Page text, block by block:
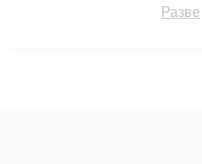
сохранением гарантии до 3